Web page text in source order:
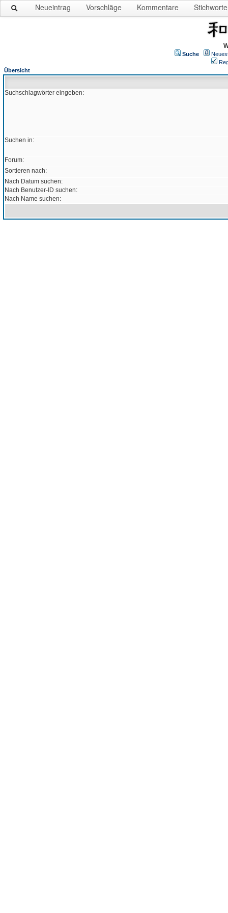
Neueintrag Vorschläge Kommentare Stichworte
Suche
Übersicht
Suchschlagwörter eingeben:
Suchen in:
Forum:
Sortieren nach:
Nach Datum suchen:
Nach Benutzer-ID suchen:
Nach Name suchen: